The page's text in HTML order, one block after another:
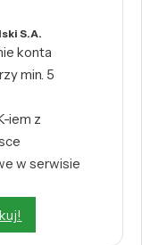
S.A.
konta
min. 5
iem z
w serwisie